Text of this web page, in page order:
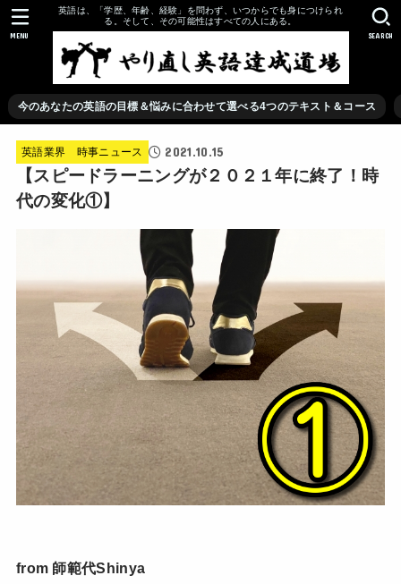
英語は、「学歴、年齢、経験」を問わず、いつからでも身につけられ
る。そして、その可能性はすべての人にある。
今のあなたの英語の目標＆悩みに合わせて選べる4つのテキスト＆コース
SEARCH
MENU
英語業界 時事ニュース 2021.10.15
【スピードラーニングが２０２１年に終了！時
代の変化①】
from 師範代Shinya